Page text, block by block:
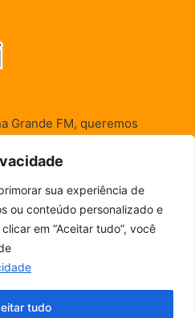
sua experiência de
ou conteúdo personalizado e
em “Aceitar tudo”, você
tudo
ESCUTE SEM PARAR!
Grande FM, queremos
vocês que a Rádio existe e por
de entretenimento,
são realizadas.
Termos de Uso
Fala, ouvinte!